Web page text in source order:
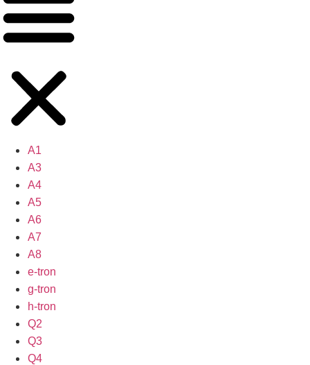
A1
A3
A4
A5
A6
A7
A8
e-tron
g-tron
h-tron
Q2
Q3
Q4